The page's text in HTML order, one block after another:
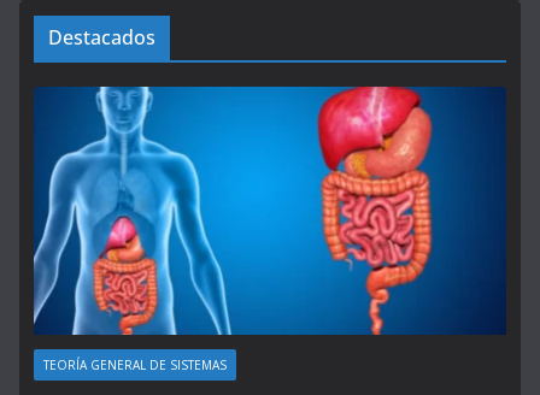
Destacados
TEORÍA GENERAL DE SISTEMAS